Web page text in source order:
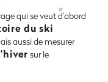
qui se veut d’abord
du ski
aussi de mesurer
sur le